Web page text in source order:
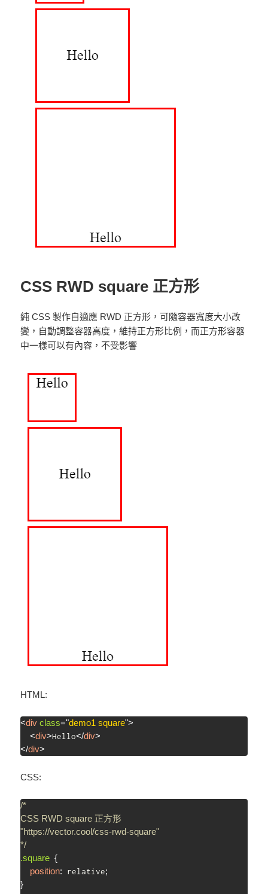
CSS RWD square 正方形
純 CSS 製作自適應 RWD 正方形，可隨容器寬度大小改
變，自動調整容器高度，維持正方形比例，而正方形容器
中一樣可以有內容，不受影響
HTML:
<div class="demo1 square">
<div>Hello</div>
</div>
CSS:
/*
CSS RWD square 正方形
"https://vector.cool/css-rwd-square"
*/
.square {
position: relative;
}